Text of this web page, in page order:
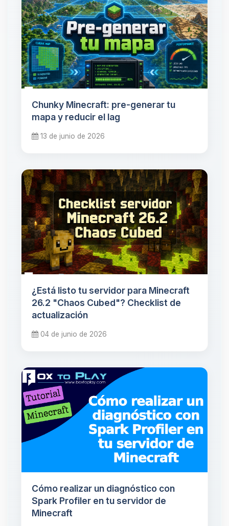
Chunky Minecraft: pre-generar tu
mapa y reducir el lag
13 de junio de 2026
¿Está listo tu servidor para Minecraft
26.2 "Chaos Cubed"? Checklist de
actualización
04 de junio de 2026
Cómo realizar un diagnóstico con
Spark Profiler en tu servidor de
Minecraft